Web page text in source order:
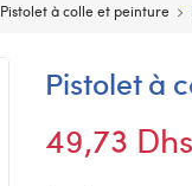
Pistolet à colle et peinture
Pistolet à
49,73 Dhs